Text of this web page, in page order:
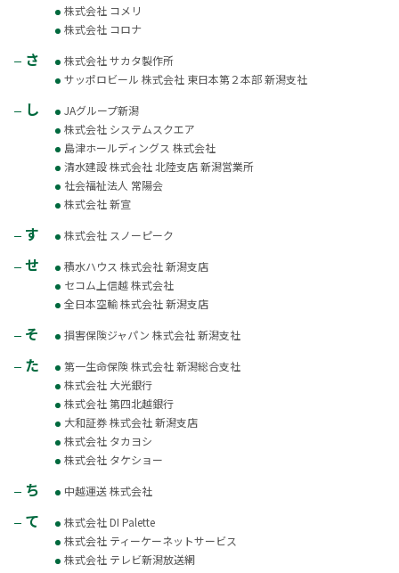
株式会社 コメリ
株式会社 コロナ
さ
株式会社 サカタ製作所
サッポロビール 株式会社 東日本第２本部 新潟支社
し
JAグループ新潟
株式会社 システムスクエア
島津ホールディングス 株式会社
清水建設 株式会社 北陸支店 新潟営業所
社会福祉法人 常陽会
株式会社 新宣
す 株式会社 スノーピーク
せ
積水ハウス 株式会社 新潟支店
セコム上信越 株式会社
全日本空輸 株式会社 新潟支店
そ 損害保険ジャパン 株式会社 新潟支社
た
第一生命保険 株式会社 新潟総合支社
株式会社 大光銀行
株式会社 第四北越銀行
大和証券 株式会社 新潟支店
株式会社 タカヨシ
株式会社 タケショー
ち 中越運送 株式会社
て
株式会社 DI Palette
株式会社 ティーケーネットサービス
株式会社 テレビ新潟放送網